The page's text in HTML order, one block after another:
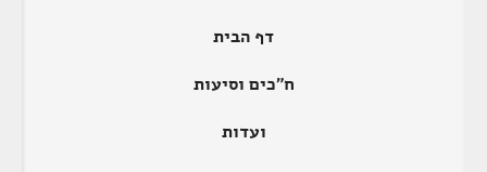
דף הבית
ח"כים וסיעות
ועדות